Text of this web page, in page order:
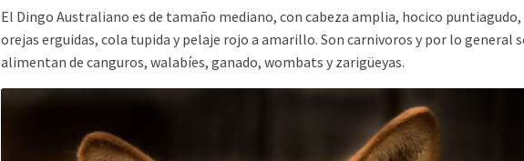
El Dingo Australiano es de tamaño mediano, con cabeza amplia, hocico puntiagudo,
orejas erguidas, cola tupida y pelaje rojo a amarillo. Son carnivoros y por lo general
alimentan de canguros, walabíes, ganado, wombats y zarigüeyas.